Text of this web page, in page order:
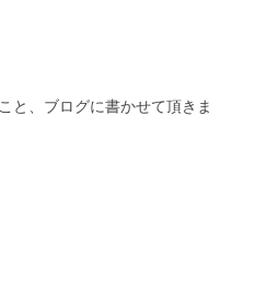
と、ブログに書かせて頂きま